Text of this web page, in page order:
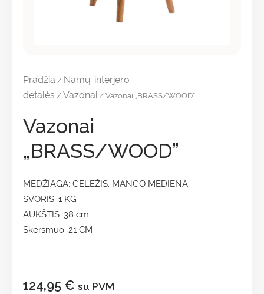
Pradžia / Namų interjero
detalės /Vazonai/ Vazonai „BRASS/WOOD”
Vazonai
„BRASS/WOOD”
MEDŽIAGA: GELEŽIS, MANGO MEDIENA
SVORIS: 1 KG
AUKŠTIS: 38 cm
Skersmuo: 21 CM
124,95 € su PVM